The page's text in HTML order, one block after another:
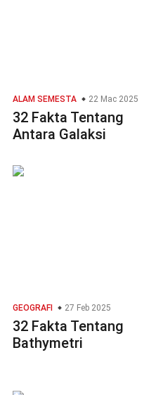
ALAM SEMESTA 22 Mac 2025
32 Fakta Tentang
Antara Galaksi
GEOGRAFI 27 Feb 2025
32 Fakta Tentang
Bathymetri